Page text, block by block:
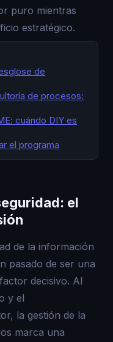
puro mientras
estratégico.
de
de procesos:
cuándo DIY es
el programa
el
de la información
pasado de ser una
decisivo. Al
y el
la gestión de la
marca una